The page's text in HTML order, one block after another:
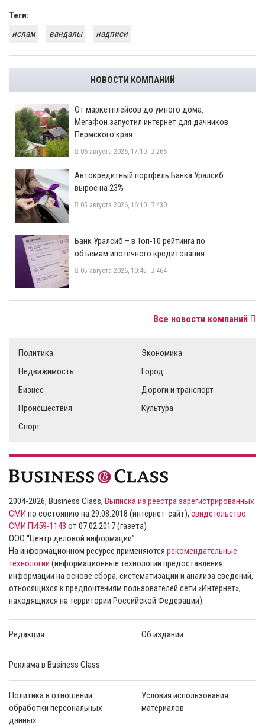
Теги:
ислам
вандалы надписи
НОВОСТИ КОМПАНИЙ
От маркетплейсов до умного дома:
МегаФон запустил интернет для дачников
Пермского края
06 августа 2026, 17:10 266
​Автокредитный портфель Банка Уралсиб
вырос на 23%
05 августа 2026, 16:10 430
​Банк Уралсиб – в Топ-10 рейтинга по
объемам ипотечного кредитования
05 августа 2026, 10:45 464
Все новости компаний
Политика
Экономика
Недвижимость
Город
Бизнес
Дороги и транспорт
Происшествия
Культура
Спорт
2004-2026, Business Class, Выписка из реестра зарегистрированных
СМИ по состоянию на 29.08.2018 (интернет-сайт), свидетельство
СМИ ПИ59-1143 от 07.02.2017 (газета)
ООО “Центр деловой информации”
На информационном ресурсе применяются рекомендательные
технологии (информационные технологии предоставления
информации на основе сбора, систематизации и анализа сведений,
относящихся к предпочтениям пользователей сети «Интернет»,
находящихся на территории Российской Федерации).
Редакция Об издании
Реклама в Business Class
Политика в отношении
обработки персональных
данных
Условия использования
материалов